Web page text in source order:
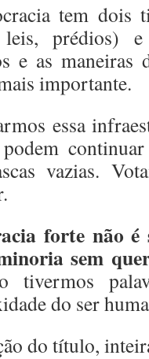
tem dois
leis, prédios)
e as
importante.
essa
vazias.
forte não
sem
tivermos
do ser
do título,